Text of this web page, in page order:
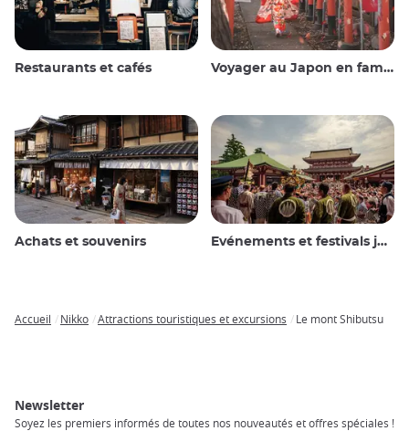
Restaurants et cafés Voyager au Japon en famille
Achats et souvenirs Evénements et festivals japonais
Accueil Nikko Attractions touristiques et excursions Le mont Shibutsu
Newsletter
Soyez les premiers informés de toutes nos nouveautés et offres spéciales !